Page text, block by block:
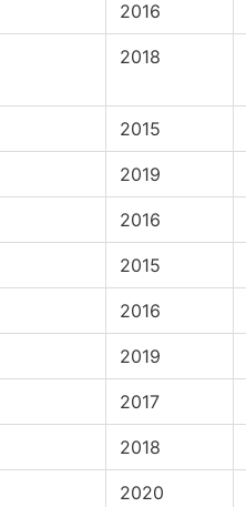
2016
2018
2015
2019
2016
2015
2016
2019
2017
2018
2020